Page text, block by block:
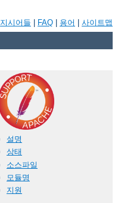
지시어들 FAQ 용어 사이트맵
설명
상태
소스파일
모듈명
지원